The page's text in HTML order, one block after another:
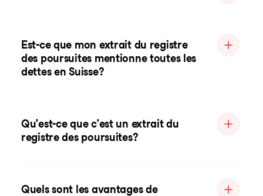
Est-ce que mon extrait du registre
des poursuites mentionne toutes les
dettes en Suisse?
Qu'est-ce que c'est un extrait du
registre des poursuites?
Quels sont les avantages de